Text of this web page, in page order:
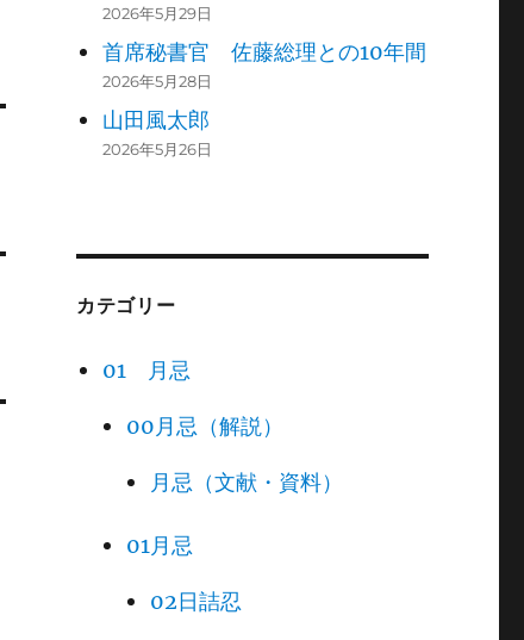
2026年5月29日
首席秘書官 佐藤総理との10年間
2026年5月28日
山田風太郎
2026年5月26日
カテゴリー
01 月忌
00月忌（解説）
月忌（文献・資料）
01月忌
02日詰忍